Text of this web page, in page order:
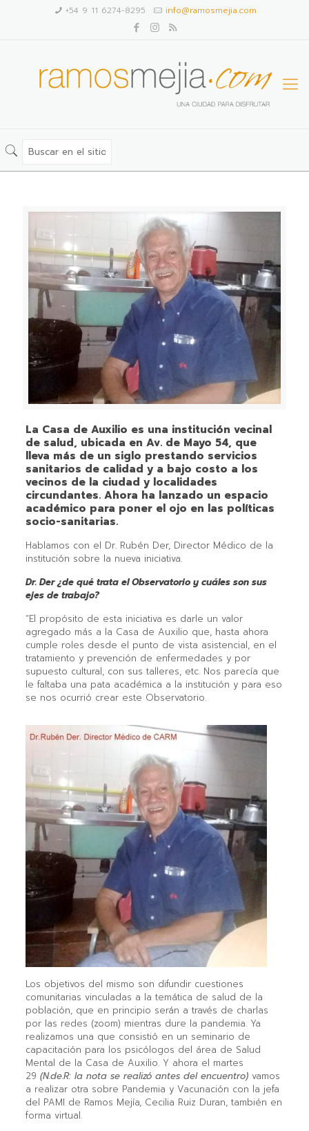
+54 9 11 6274-8295 info@ramosmejia.com
La Casa de Auxilio es una institución vecinal
de salud, ubicada en Av. de Mayo 54, que
lleva más de un siglo prestando servicios
sanitarios de calidad y a bajo costo a los
vecinos de la ciudad y localidades
circundantes. Ahora ha lanzado un espacio
académico para poner el ojo en las políticas
socio-sanitarias.
Hablamos con el Dr. Rubén Der, Director Médico de la
institución sobre la nueva iniciativa.
Dr. Der ¿de qué trata el Observatorio y cuáles son sus
ejes de trabajo?
“El propósito de esta iniciativa es darle un valor
agregado más a la Casa de Auxilio que, hasta ahora
cumple roles desde el punto de vista asistencial, en el
tratamiento y prevención de enfermedades y por
supuesto cultural, con sus talleres, etc. Nos parecía que
le faltaba una pata académica a la institución y para eso
se nos ocurrió crear este Observatorio.
Los objetivos del mismo son difundir cuestiones
comunitarias vinculadas a la temática de salud de la
población, que en principio serán a través de charlas
por las redes (zoom) mientras dure la pandemia. Ya
realizamos una que consistió en un seminario de
capacitación para los psicólogos del área de Salud
Mental de la Casa de Auxilio. Y ahora el martes
29 (N.de.R: la nota se realizó antes del encuentro) vamos
a realizar otra sobre Pandemia y Vacunación con la jefa
del PAMI de Ramos Mejía, Cecilia Ruiz Duran, también en
forma virtual.